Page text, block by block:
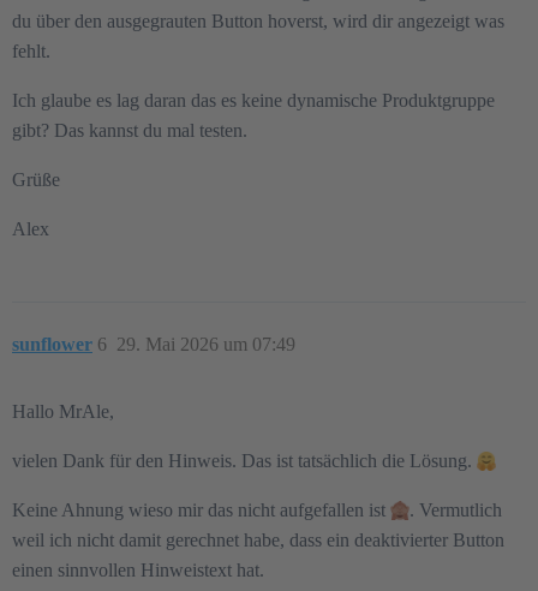
du über den ausgegrauten Button hoverst, wird dir angezeigt was
fehlt.
Ich glaube es lag daran das es keine dynamische Produktgruppe
gibt? Das kannst du mal testen.
Grüße
Alex
sunflower 29. Mai 2026 um 07:49
6
Hallo MrAle,
vielen Dank für den Hinweis. Das ist tatsächlich die Lösung.
Keine Ahnung wieso mir das nicht aufgefallen ist
. Vermutlich
weil ich nicht damit gerechnet habe, dass ein deaktivierter Button
einen sinnvollen Hinweistext hat.